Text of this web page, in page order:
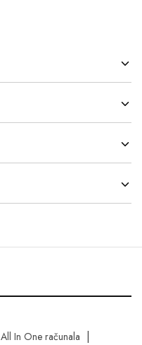
All In One računala